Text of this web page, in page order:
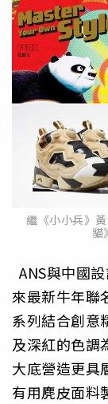
繼《小小兵》
貓
ANS與中國
來最新牛年聯
系列結合創意
及深紅的色調
大底營造更具
有用麂皮面料